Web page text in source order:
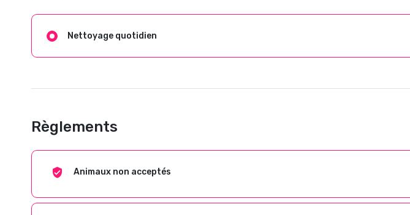
Nettoyage quotidien
Règlements
Animaux non acceptés